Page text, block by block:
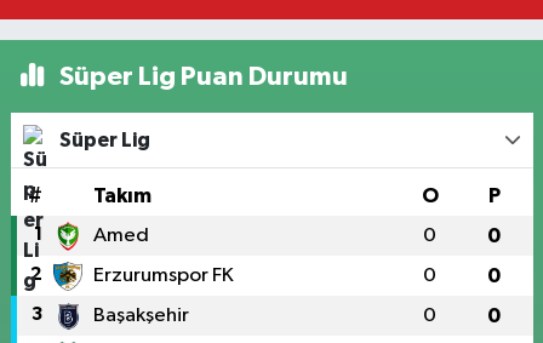
Süper Lig Puan Durumu
Süper Lig
# Takım O P
1 Amed 0 0
2 Erzurumspor FK 0 0
3 Başakşehir 0 0